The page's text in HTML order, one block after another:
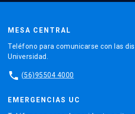
MESA CENTRAL
Teléfono para comunicarse con las
Universidad.
phone (56)95504 4000
EMERGENCIAS UC